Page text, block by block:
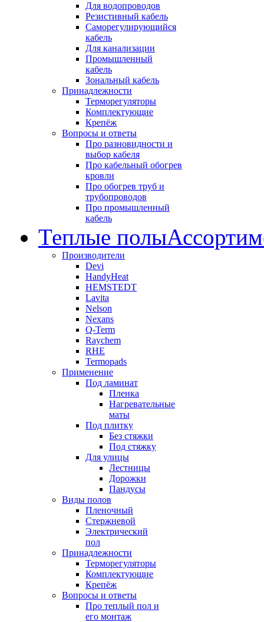
Для водопроводов
Резистивный кабель
Саморегулирующийся
кабель
Для канализации
Промышленный
кабель
Зональный кабель
Принадлежности
Терморегуляторы
Комплектующие
Крепёж
Вопросы и ответы
Про разновидности и
выбор кабеля
Про кабельный обогрев
кровли
Про обогрев труб и
трубопроводов
Про промышленный
кабель
Теплые полы
Производители
Devi
HandyHeat
HEMSTEDT
Lavita
Nelson
Nexans
Q-Term
Raychem
RHE
Termopads
Применение
Под ламинат
Пленка
Нагревательные
маты
Под плитку
Без стяжки
Под стяжку
Для улицы
Лестницы
Дорожки
Пандусы
Виды полов
Пленочный
Стержневой
Электрический
пол
Принадлежности
Терморегуляторы
Комплектующие
Крепёж
Вопросы и ответы
Про теплый пол и
его монтаж